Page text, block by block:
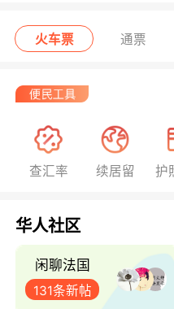
巴黎地铁
火车票 通票
查汇率 续居留 护
华人社区
闲聊法国
131条新帖